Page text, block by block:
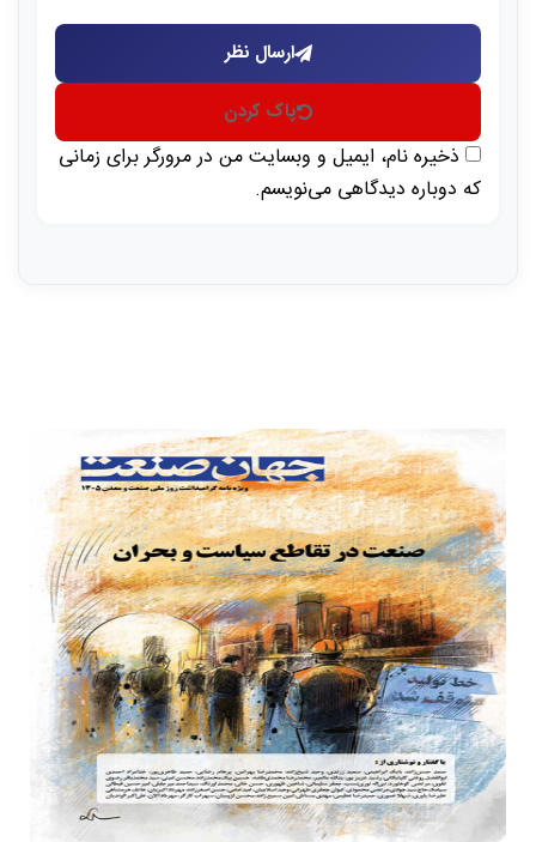
ارسال نظر
پاک کردن
ذخیره نام، ایمیل و وبسایت من در مرورگر برای زمانی
که دوباره دیدگاهی می‌نویسم.